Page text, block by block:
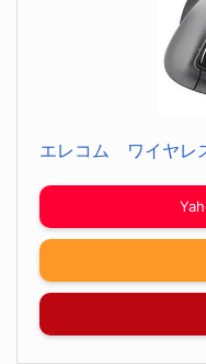
エレコム ワイヤレ